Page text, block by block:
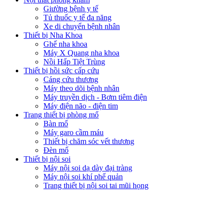
Giường bệnh y tế
Tủ thuốc y tế đa năng
Xe di chuyển bệnh nhân
Thiết bị Nha Khoa
Ghế nha khoa
Máy X Quang nha khoa
Nồi Hấp Tiệt Trùng
Thiết bị hồi sức cấp cứu
Cáng cứu thương
Máy theo dõi bệnh nhân
Máy truyền dịch - Bơm tiêm điện
Máy điện não - điện tim
Trang thiết bị phòng mổ
Bàn mổ
Máy garo cầm máu
Thiết bị chăm sóc vết thương
Đèn mổ
Thiết bị nội soi
Máy nội soi dạ dày đại tràng
Máy nội soi khí phế quản
Trang thiết bị nội soi tai mũi họng